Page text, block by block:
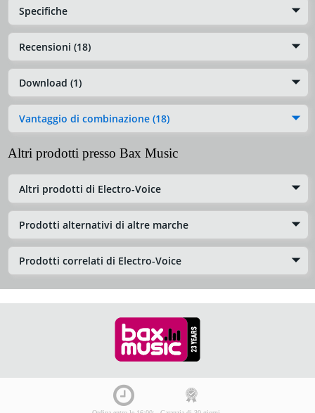
Specifiche
Recensioni (18)
Download (1)
Vantaggio di combinazione (18)
Altri prodotti presso Bax Music
Altri prodotti di Electro-Voice
Prodotti alternativi di altre marche
Prodotti correlati di Electro-Voice